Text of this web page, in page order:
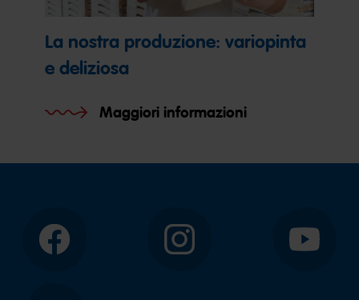
La nostra produzione: variopinta
e deliziosa
Maggiori informazioni
Facebook Instagram YouTube